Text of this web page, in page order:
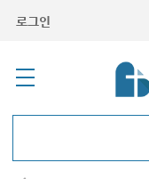
로그인